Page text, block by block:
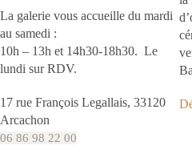
La galerie vous accueille du mardi
au samedi :
10h – 13h et 14h30-18h30. Le
lundi sur RDV.
17 rue François Legallais, 33120
Arcachon
06 86 98 22 00